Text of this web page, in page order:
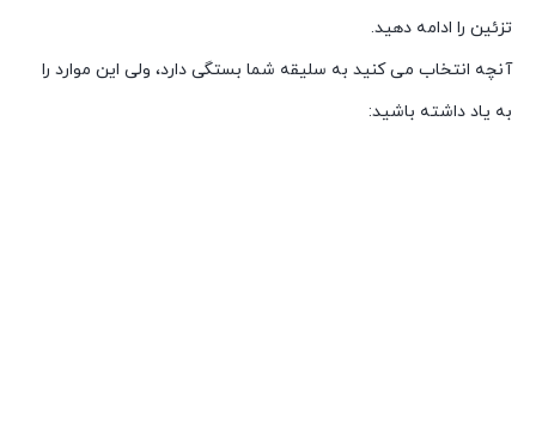
تزئین را ادامه دهید.
آنچه انتخاب می کنید به سلیقه شما بستگی دارد، ولی این موارد را
به یاد داشته باشید: